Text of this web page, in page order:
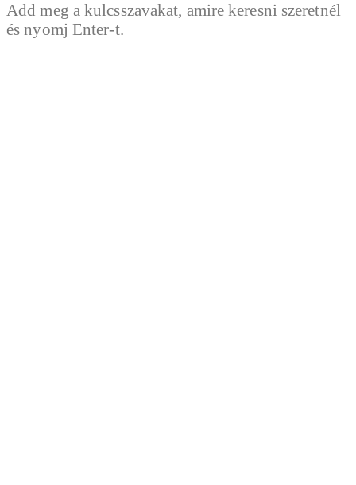
Add meg a kulcsszavakat, amire keresni szeretnél
és nyomj Enter-t.